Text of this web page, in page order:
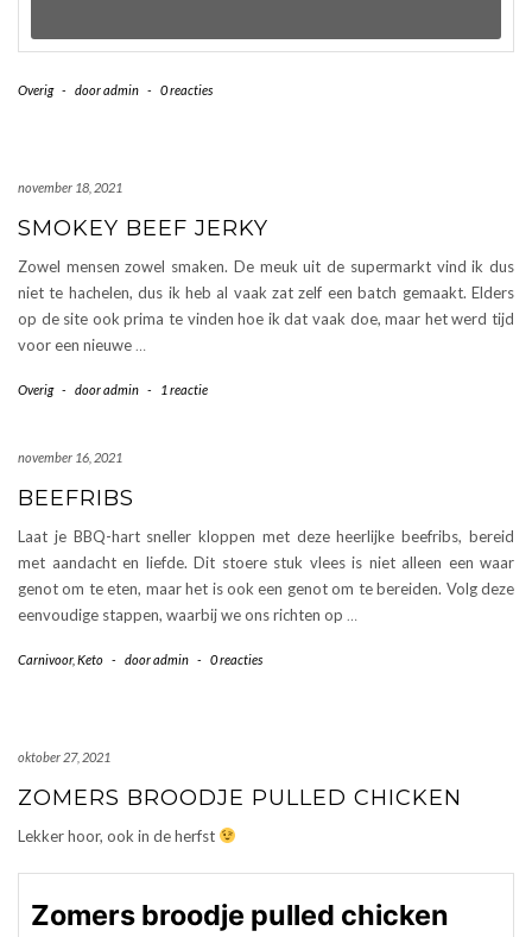
Overig - dooradmin - 0 reacties
november 18, 2021
SMOKEY BEEF JERKY
Zowel mensen zowel smaken. De meuk uit de supermarkt vind ik dus
niet te hachelen, dus ik heb al vaak zat zelf een batch gemaakt. Elders
op de site ook prima te vinden hoe ik dat vaak doe, maar het werd tijd
voor een nieuwe …
Overig - dooradmin - 1 reactie
november 16, 2021
BEEFRIBS
Laat je BBQ-hart sneller kloppen met deze heerlijke beefribs, bereid
met aandacht en liefde. Dit stoere stuk vlees is niet alleen een waar
genot om te eten, maar het is ook een genot om te bereiden. Volg deze
eenvoudige stappen, waarbij we ons richten op …
Carnivoor, Keto - dooradmin - 0 reacties
oktober 27, 2021
ZOMERS BROODJE PULLED CHICKEN
Lekker hoor, ook in de herfst
Zomers broodje pulled chicken